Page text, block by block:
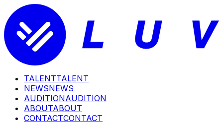
TALENTTALENT
NEWSNEWS
AUDITIONAUDITION
ABOUTABOUT
CONTACTCONTACT